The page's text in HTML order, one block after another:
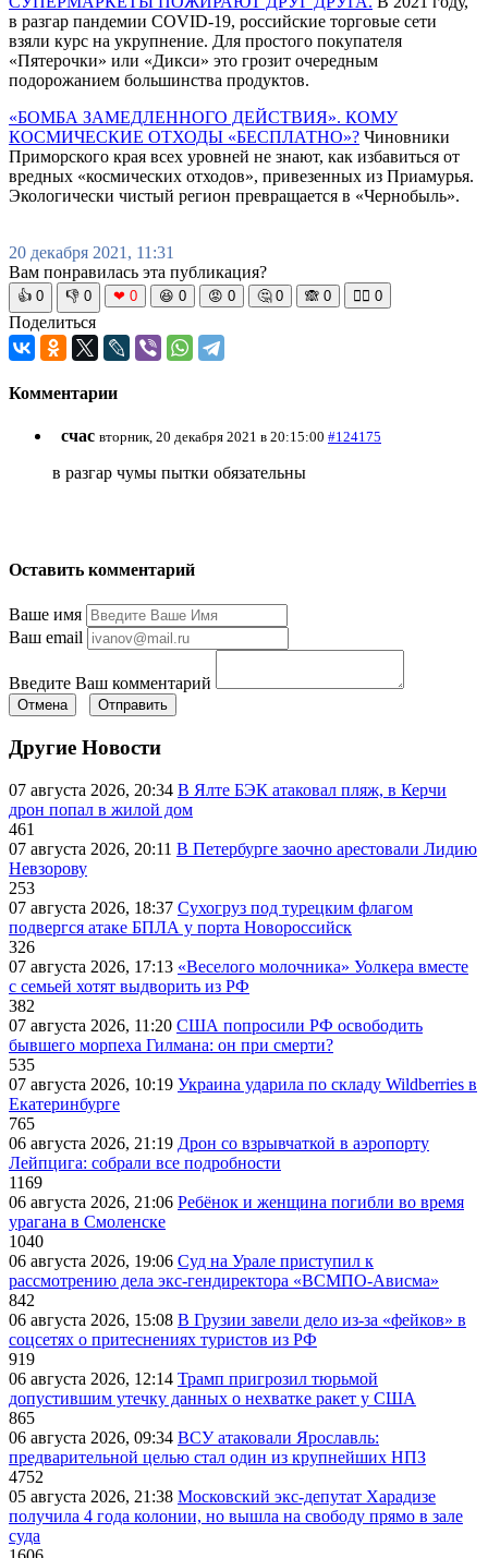
в разгар пандемии COVID-19, российские торговые сети
взяли курс на укрупнение. Для простого покупателя
«Пятерочки» или «Дикси» это грозит очередным
подорожанием большинства продуктов.
«БОМБА ЗАМЕДЛЕННОГО ДЕЙСТВИЯ». КОМУ
КОСМИЧЕСКИЕ ОТХОДЫ «БЕСПЛАТНО»? Чиновники
Приморского края всех уровней не знают, как избавиться от
вредных «космических отходов», привезенных из Приамурья.
Экологически чистый регион превращается в «Чернобыль».
20 декабря 2021, 11:31
Вам понравилась эта публикация?
👍 0 👎 0 ❤ 0 😆 0 😡 0 🤔 0 🙈 0 🧘‍♀️ 0
Поделиться
Комментарии
счас вторник, 20 декабря 2021 в 20:15:00 #124175
в разгар чумы пытки обязательны
Оставить комментарий
Ваше имя
Ваш email
Введите Ваш комментарий
Отмена Отправить
Другие Новости
07 августа 2026, 20:34 В Ялте БЭК атаковал пляж, в Керчи
дрон попал в жилой дом
461
07 августа 2026, 20:11 В Петербурге заочно арестовали Лидию
Невзорову
253
07 августа 2026, 18:37 Сухогруз под турецким флагом
подвергся атаке БПЛА у порта Новороссийск
326
07 августа 2026, 17:13 «Веселого молочника» Уолкера вместе
с семьей хотят выдворить из РФ
382
07 августа 2026, 11:20 США попросили РФ освободить
бывшего морпеха Гилмана: он при смерти?
535
07 августа 2026, 10:19 Украина ударила по складу Wildberries в
Екатеринбурге
765
06 августа 2026, 21:19 Дрон со взрывчаткой в аэропорту
Лейпцига: собрали все подробности
1169
06 августа 2026, 21:06 Ребёнок и женщина погибли во время
урагана в Смоленске
1040
06 августа 2026, 19:06 Суд на Урале приступил к
рассмотрению дела экс-гендиректора «ВСМПО-Ависма»
842
06 августа 2026, 15:08 В Грузии завели дело из-за «фейков» в
соцсетях о притеснениях туристов из РФ
919
06 августа 2026, 12:14 Трамп пригрозил тюрьмой
допустившим утечку данных о нехватке ракет у США
865
06 августа 2026, 09:34 ВСУ атаковали Ярославль:
предварительной целью стал один из крупнейших НПЗ
4752
05 августа 2026, 21:38 Московский экс-депутат Харадизе
получила 4 года колонии, но вышла на свободу прямо в зале
суда